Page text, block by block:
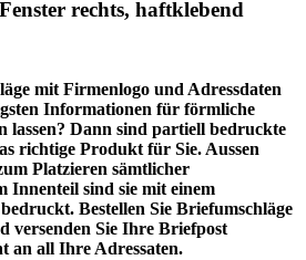
rechts, haftklebend
mit Firmenlogo und Adressdaten
Informationen für förmliche
lassen? Dann sind partiell bedruckte
richtige Produkt für Sie. Aussen
Platzieren sämtlicher
Innenteil sind sie mit einem
Bestellen Sie Briefumschläge
versenden Sie Ihre Briefpost
an all Ihre Adressaten.